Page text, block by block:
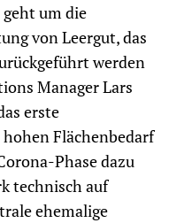
geht um die
von Leergut, das
werden
Manager Lars
erste
Flächenbedarf
Phase dazu
technisch auf
ehemalige